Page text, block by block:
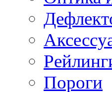
Пороги